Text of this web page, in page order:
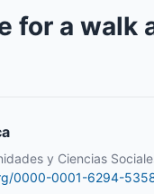
for a
y Ciencias
0000-0001-6294-